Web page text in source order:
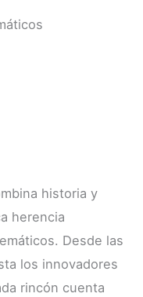
historia y
herencia
Desde las
los innovadores
rincón cuenta